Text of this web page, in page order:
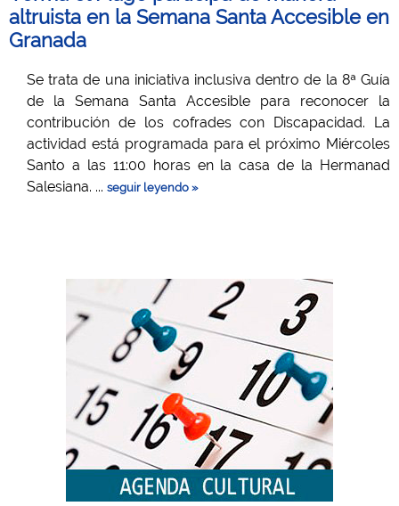
altruista en la Semana Santa Accesible en
Granada
Se trata de una iniciativa inclusiva dentro de la 8ª Guía
de la Semana Santa Accesible para reconocer la
contribución de los cofrades con Discapacidad. La
actividad está programada para el próximo Miércoles
Santo a las 11:00 horas en la casa de la Hermanad
Salesiana. ... seguir leyendo »